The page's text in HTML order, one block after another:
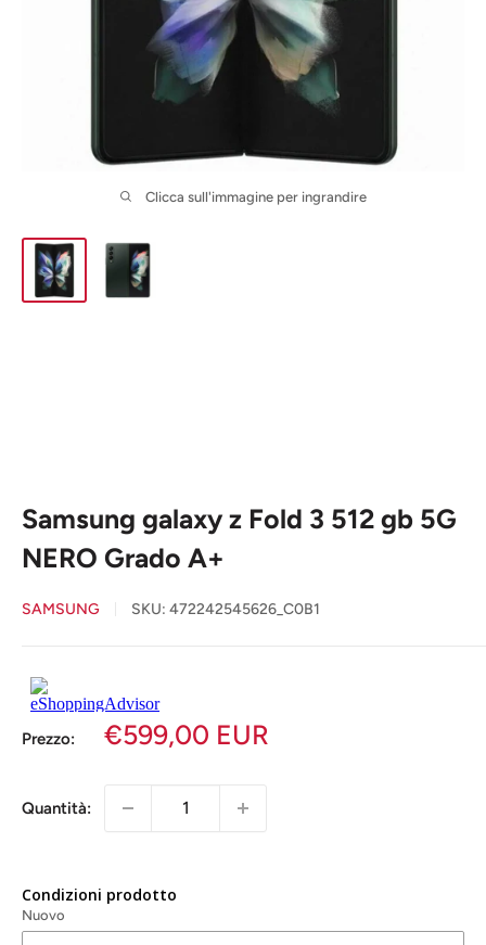
Clicca sull'immagine per ingrandire
Samsung galaxy z Fold 3 512 gb 5G
NERO Grado A+
SAMSUNG SKU: 472242545626_C0B1
Prezzo: €599,00 EUR
Quantità:
Condizioni prodotto
Nuovo